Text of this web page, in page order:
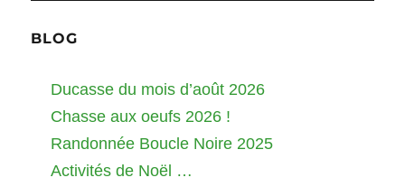
BLOG
Ducasse du mois d’août 2026
Chasse aux oeufs 2026 !
Randonnée Boucle Noire 2025
Activités de Noël …